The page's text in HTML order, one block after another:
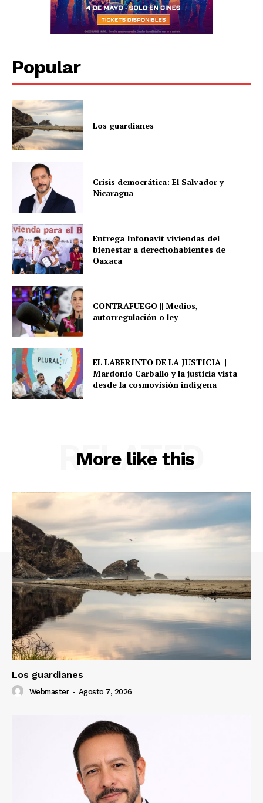
Popular
Los guardianes
Crisis democrática: El Salvador y
Nicaragua
Entrega Infonavit viviendas del
bienestar a derechohabientes de
Oaxaca
CONTRAFUEGO || Medios,
autorregulación o ley
EL LABERINTO DE LA JUSTICIA ||
Mardonio Carballo y la justicia vista
desde la cosmovisión indígena
More like this
RELATED
Los guardianes
Webmaster - Agosto 7, 2026